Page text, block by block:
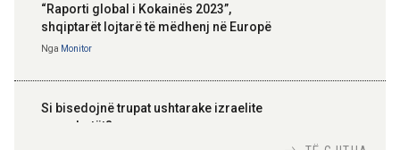
“Raporti global i Kokainës 2023”,
shqiptarët lojtarë të mëdhenj në Europë
Nga Monitor
Si bisedojnë trupat ushtarake izraelite
me robotët?